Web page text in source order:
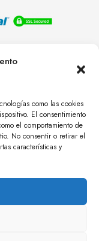
como las cookies
El consentimiento
el comportamiento de
No consentir o retirar el
características y